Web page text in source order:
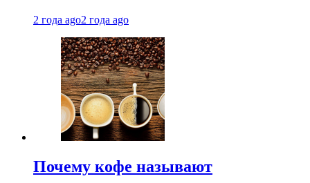
2 года ago2 года ago
Почему кофе называют